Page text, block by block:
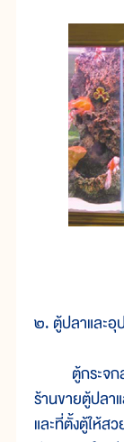
๒. ตู้ปลาและ
ตู้กระจกสำ
ร้านขายตู้ปลา
และที่ตั้งตู้ให้ส